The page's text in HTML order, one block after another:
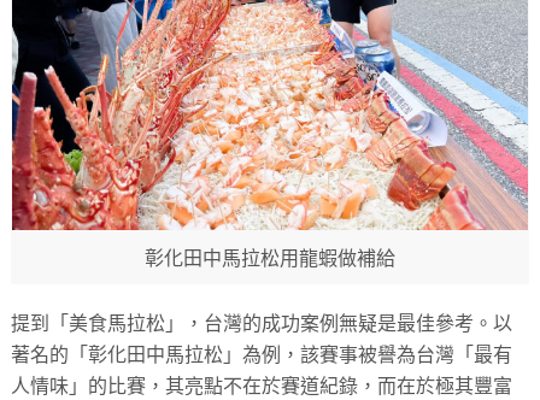
彰化田中馬拉松用龍蝦做補給
提到「美食馬拉松」，台灣的成功案例無疑是最佳參考。以
著名的「彰化田中馬拉松」為例，該賽事被譽為台灣「最有
人情味」的比賽，其亮點不在於賽道紀錄，而在於極其豐富